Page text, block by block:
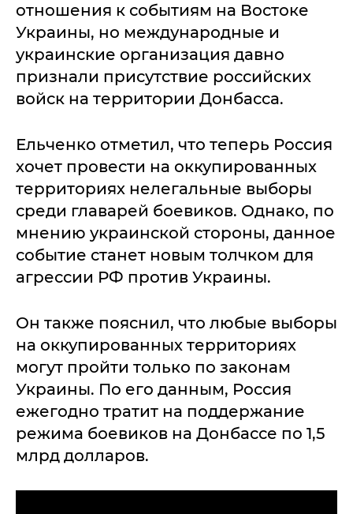
отношения к событиям на Востоке
Украины, но международные и
украинские организация давно
признали присутствие российских
войск на территории Донбасса.
Ельченко отметил, что теперь Россия
хочет провести на оккупированных
территориях нелегальные выборы
среди главарей боевиков. Однако, по
мнению украинской стороны, данное
событие станет новым толчком для
агрессии РФ против Украины.
Он также пояснил, что любые выборы
на оккупированных территориях
могут пройти только по законам
Украины. По его данным, Россия
ежегодно тратит на поддержание
режима боевиков на Донбассе по 1,5
млрд долларов.